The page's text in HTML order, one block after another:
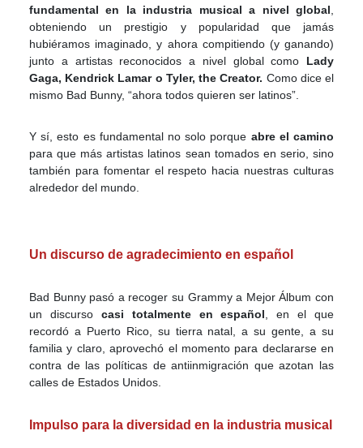
fundamental en la industria musical a nivel global
obteniendo un prestigio y popularidad que jamás
hubiéramos imaginado, y ahora compitiendo (y ganando)
junto a artistas reconocidos a nivel global como Lady
Gaga, Kendrick Lamar o Tyler, the Creator. Como dice el
mismo Bad Bunny, “ahora todos quieren ser latinos”.
Y sí, esto es fundamental no solo porque abre el camino
para que más artistas latinos sean tomados en serio, sino
también para fomentar el respeto hacia nuestras culturas
alrededor del mundo.
Un discurso de agradecimiento en español
Bad Bunny pasó a recoger su Grammy a Mejor Álbum con
un discurso casi totalmente en español , en el que
recordó a Puerto Rico, su tierra natal, a su gente, a su
familia y claro, aprovechó el momento para declararse en
contra de las políticas de antiinmigración que azotan las
calles de Estados Unidos.
Impulso para la diversidad en la industria musical